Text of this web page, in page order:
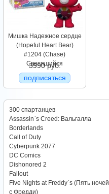
Мишка Надежное сердце
(Hopeful Heart Bear)
#1204 (Chase)
Светящийся
3990 руб.
подписаться
300 спартанцев
Assassin`s Creed: Вальгалла
Borderlands
Call of Duty
Cyberpunk 2077
DC Comics
Dishonored 2
Fallout
Five Nights at Freddy`s (Пять ночей
с Фредди)